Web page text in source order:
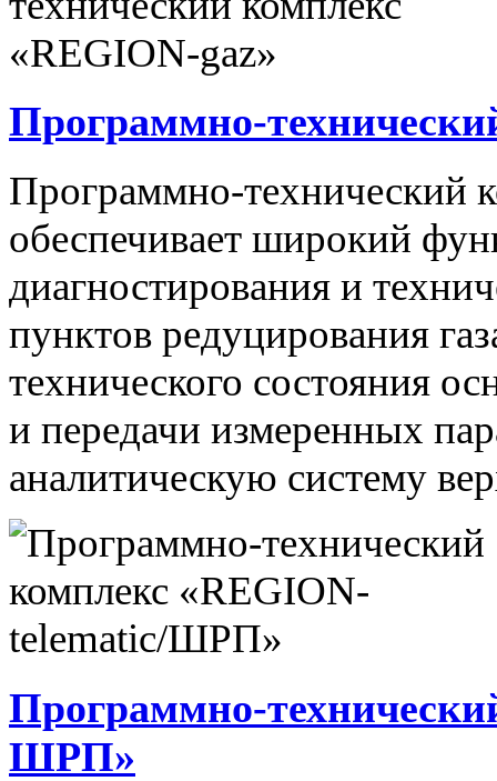
Программно-
Программно-технический
обеспечивает широкий
диагностирования и
пунктов редуцирования
технического состояния
и передачи измеренных
аналитическую систему
Программно-
ШРП»